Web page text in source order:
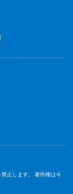
止します。 著作権は今